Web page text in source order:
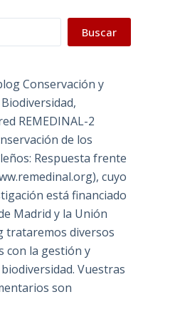
Buscar
Conservación y
REMEDINAL-2
de los
Respuesta frente
cuyo
está financiado
Madrid y la Unión
trataremos diversos
con la gestión y
Vuestras
son